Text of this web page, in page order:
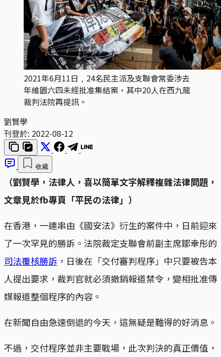
2021年6月11日﹐24名民主派及支聯會常委涉去
年維園六四未經批准集結案，其中20人在西九龍
裁判法院再提訊。
劉賢學
刊登於: 2022-08-12
收藏
（劉賢學，法律人，喜以簡單文字解釋複雜法律問題，
文章見於fb專頁「平民の法律」）
在香港，一連串由《國安法》衍生的案件中，日前迎來
了一次罕見的勝訴。法院裁定支聯會前副主席鄒幸彤的
司法覆核勝訴 ，日後在「交付審判程序」中只要被告本
人提出要求，裁判官就必須撤銷報道禁令，變相批准傳
媒報道整個程序的內容。
在新聞自由急速倒退的今天，這無疑是難得的好消息。
不過，交付程序並非主要戰場，此次判決的真正價值，